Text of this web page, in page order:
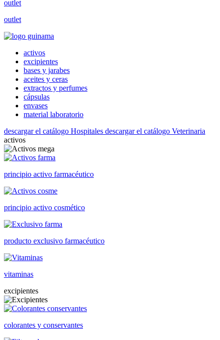
outlet
outlet
activos
excipientes
bases y jarabes
aceites y ceras
extractos y perfumes
cápsulas
envases
material laboratorio
descargar el catálogo Hospitales descargar el catálogo Veterinaria
activos
principio activo farmacéutico
principio activo cosmético
producto exclusivo farmacéutico
vitaminas
excipientes
colorantes y conservantes